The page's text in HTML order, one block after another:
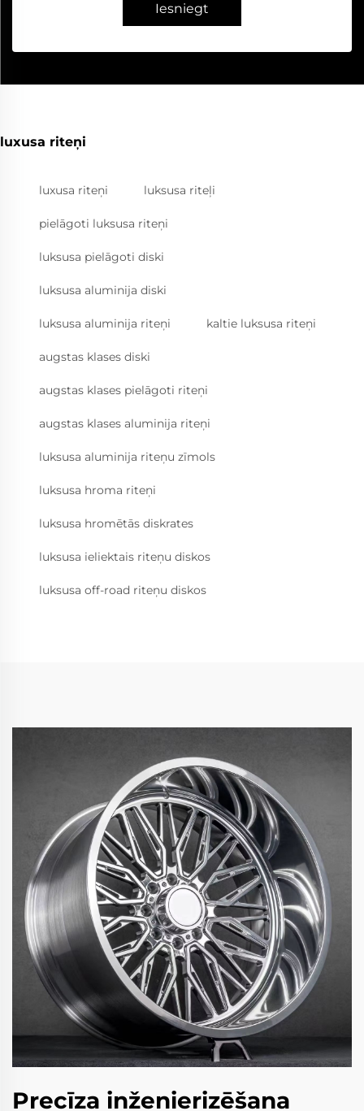
Iesniegt
luxusa riteņi
luxusa riteņi luksusa riteļi
pielāgoti luksusa riteņi
luksusa pielāgoti diski
luksusa aluminija diski
luksusa aluminija riteņi kaltie luksusa riteņi
augstas klases diski
augstas klases pielāgoti riteņi
augstas klases aluminija riteņi
luksusa aluminija riteņu zīmols
luksusa hroma riteņi
luksusa hromētās diskrates
luksusa ieliektais riteņu diskos
luksusa off-road riteņu diskos
Precīza inženierizēšana